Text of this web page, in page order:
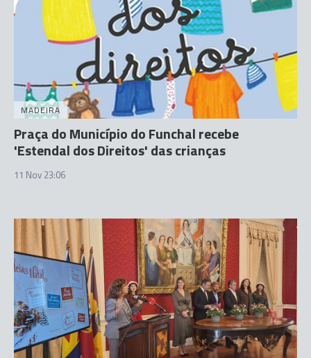
MADEIRA
Praça do Município do Funchal recebe
'Estendal dos Direitos' das crianças
11 Nov 23:06